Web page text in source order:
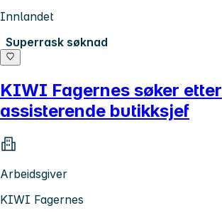
Innlandet
Superrask søknad
KIWI Fagernes søker etter
assisterende butikksjef
Arbeidsgiver
KIWI Fagernes